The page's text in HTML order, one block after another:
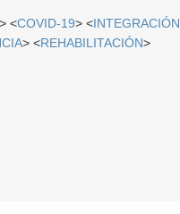
> <COVID-19> <INTEGRACIÓN
> <REHABILITACIÓN>